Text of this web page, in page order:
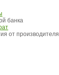
банка
от производителя